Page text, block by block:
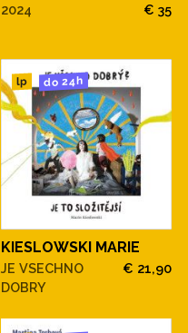
2024 € 35
lp do 24h
KIESLOWSKI MARIE
JE VSECHNO
DOBRY
€ 21,90